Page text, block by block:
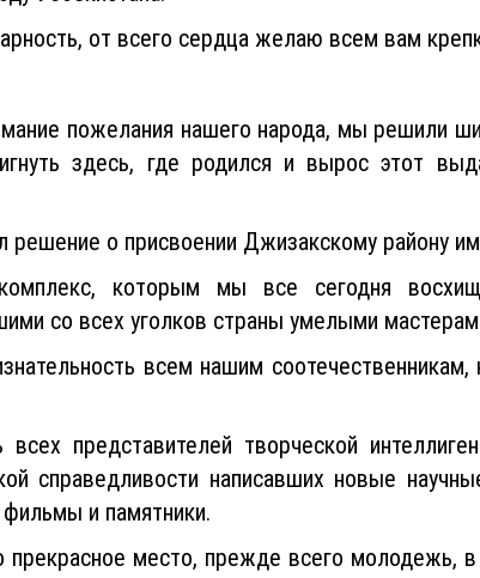
от всего сердца желаю всем вам
пожелания нашего народа, мы решили
здесь, где родился и вырос этот
о присвоении Джизакскому району
которым мы все сегодня
со всех уголков страны умелыми
всем нашим
представителей творческой
справедливости написавших новые
и памятники.
прекрасное место, прежде всего